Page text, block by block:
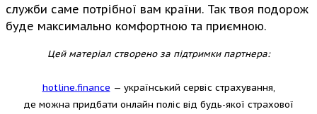
служби саме потрібної вам країни. Так твоя подорож
буде максимально комфортною та приємною.
Цей матеріал створено за підтримки партнера:
hotline.finance — український сервіс страхування,
де можна придбати онлайн поліс від будь-якої страхової